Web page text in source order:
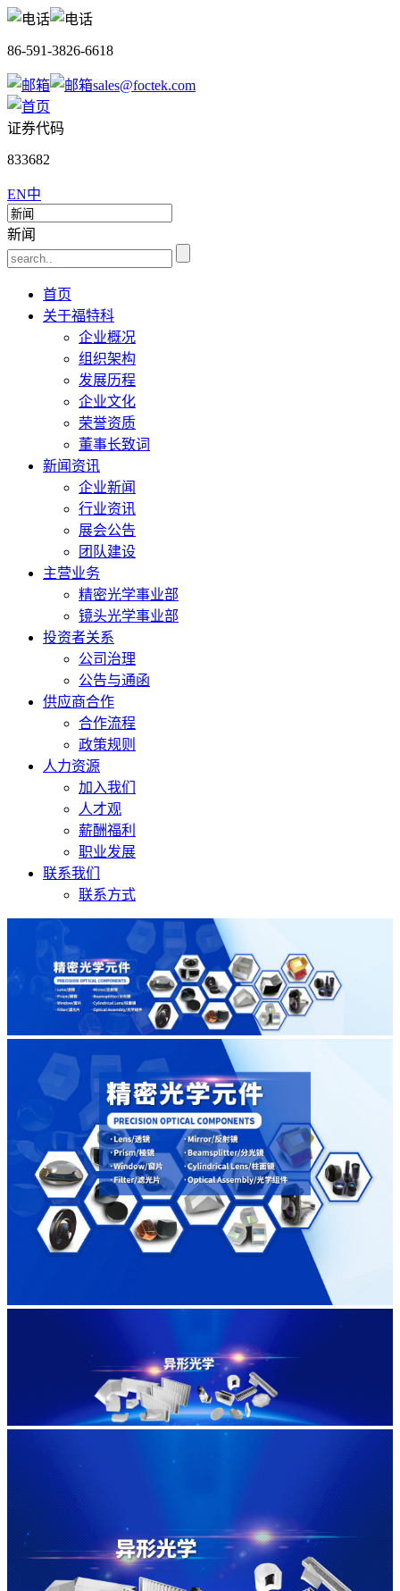
86-591-3826-6618
sales@foctek.com
证券代码
833682
EN中
新闻
首页
关于福特科
企业概况
组织架构
发展历程
企业文化
荣誉资质
董事长致词
新闻资讯
企业新闻
行业资讯
展会公告
团队建设
主营业务
精密光学事业部
镜头光学事业部
投资者关系
公司治理
公告与通函
供应商合作
合作流程
政策规则
人力资源
加入我们
人才观
薪酬福利
职业发展
联系我们
联系方式